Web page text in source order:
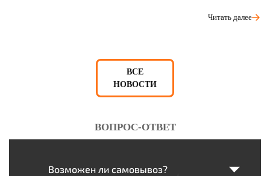
Читать далее
ВСЕ
НОВОСТИ
ВОПРОС-ОТВЕТ
Возможен ли самовывоз?